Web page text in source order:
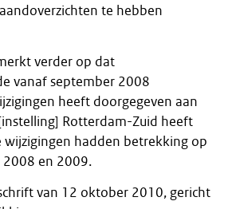
te hebben
verder op dat
vanaf september 2008
heeft doorgegeven aan
Rotterdam-Zuid heeft
wijzigingen hadden betrekking op
2008 en 2009.
van 12 oktober 2010, gericht